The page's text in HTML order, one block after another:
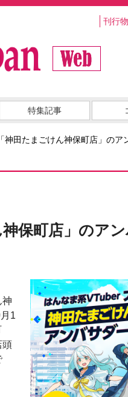
刊行
特集記事
神田たまごけん神保町店」のア
保町店」のア
神
1
頭